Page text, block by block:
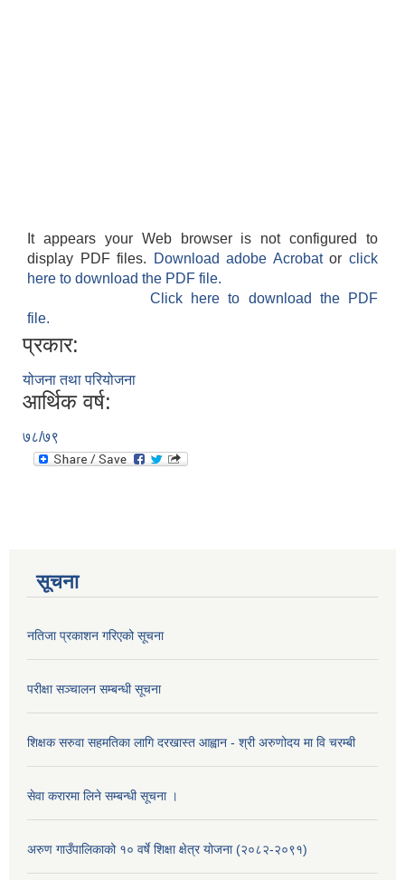
It appears your Web browser is not configured to
display PDF files.
Download adobe Acrobatorclick
here to download the PDF file.
Click here to download the PDF
file.
प्रकार:
योजना तथा परियोजना
आर्थिक वर्ष:
७८/७९
सूचना
नतिजा प्रकाशन गरिएको सूचना
परीक्षा सञ्चालन सम्बन्धी सूचना
शिक्षक सरुवा सहमतिका लागि दरखास्त आह्वान - श्री अरुणोदय मा वि चरम्बी
सेवा करारमा लिने सम्बन्धी सूचना ।
अरुण गाउँपालिकाको १० वर्षे शिक्षा क्षेत्र योजना (२०८२-२०९१)